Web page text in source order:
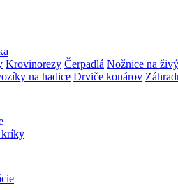
Krovinorezy Čerpadlá Nožnice na
na hadice Drviče konárov
kríky